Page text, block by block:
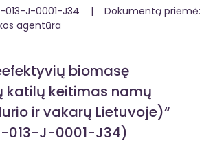
013-J-0001-J34 | Dokumentą priėmė:
agentūra
biomasę
katilų keitimas namų
ir vakarų Lietuvoje)“
013-J-0001-J34)